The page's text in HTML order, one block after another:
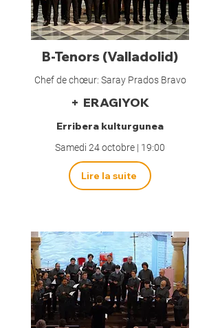
B-Tenors (Valladolid)
Chef de chœur: Saray Prados Bravo
+ ERAGIYOK
Erribera kulturgunea
Samedi 24 octobre | 19:00
Lire la suite